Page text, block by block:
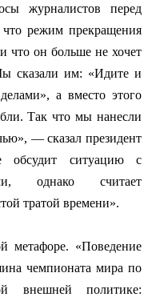
журналистов перед
режим прекращения
что он больше не хочет
сказали им: «Идите и
а вместо этого
Так что мы нанесли
— сказал президент
ситуацию с
однако считает
тратой времени».
метафоре. «Поведение
чемпионата мира по
внешней политике: